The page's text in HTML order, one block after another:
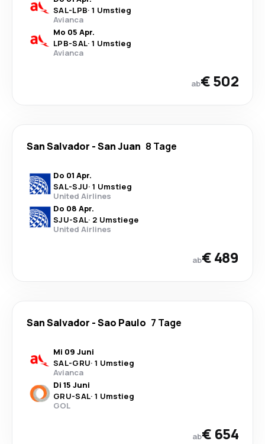
SAL-LPB· 1 Umstieg
Avianca
Mo 05 Apr.
LPB-SAL· 1 Umstieg
Avianca
ab€ 502
San Salvador -San Juan 8 Tage
Do 01 Apr.
SAL-SJU· 1 Umstieg
United Airlines
Do 08 Apr.
SJU-SAL· 2 Umstiege
United Airlines
ab€ 489
San Salvador -Sao Paulo 7 Tage
Mi 09 Juni
SAL-GRU· 1 Umstieg
Avianca
Di 15 Juni
GRU-SAL· 1 Umstieg
GOL
ab€ 654